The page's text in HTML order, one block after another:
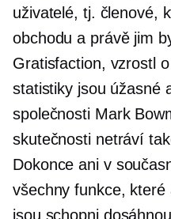
uživatelé, tj. členové,
obchodu a právě jim
Gratisfaction, vzrostl
statistiky jsou úžasné
společnosti Mark
skutečnosti netráví
Dokonce ani v
všechny funkce,
jsou schopni